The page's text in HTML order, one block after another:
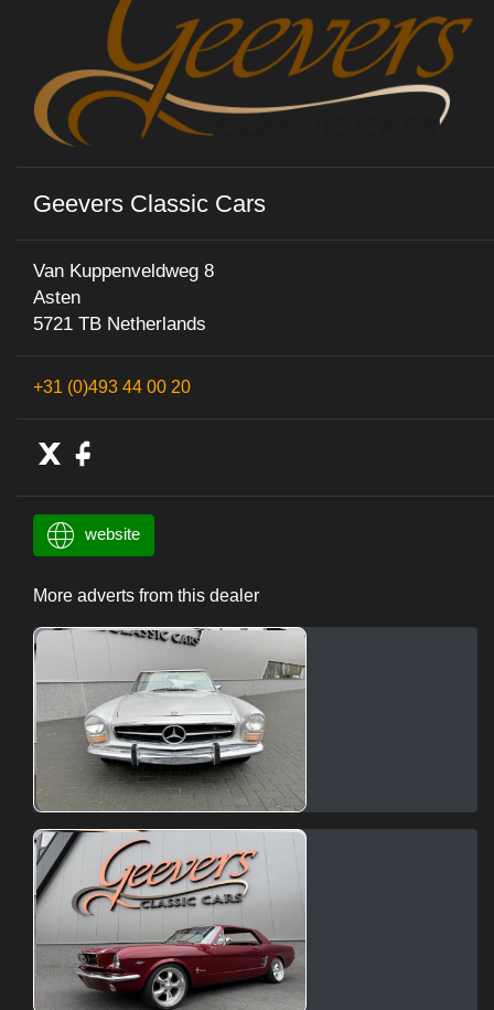
Geevers Classic Cars
Van Kuppenveldweg 8
Asten
5721 TB Netherlands
+31 (0)493 44 00 20
website
More adverts from this dealer